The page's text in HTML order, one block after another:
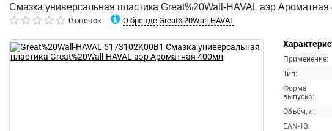
Смазка универсальная пластика Great%20Wall-HAVAL аэр
0 оценок О бренде Great%20Wall-HAVAL
Применение:
Тип:
Форма
выпуска:
Объём, л:
EAN-13: